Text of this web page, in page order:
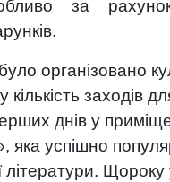
за
організовано
кількість заходів
днів у
успішно
літератури.